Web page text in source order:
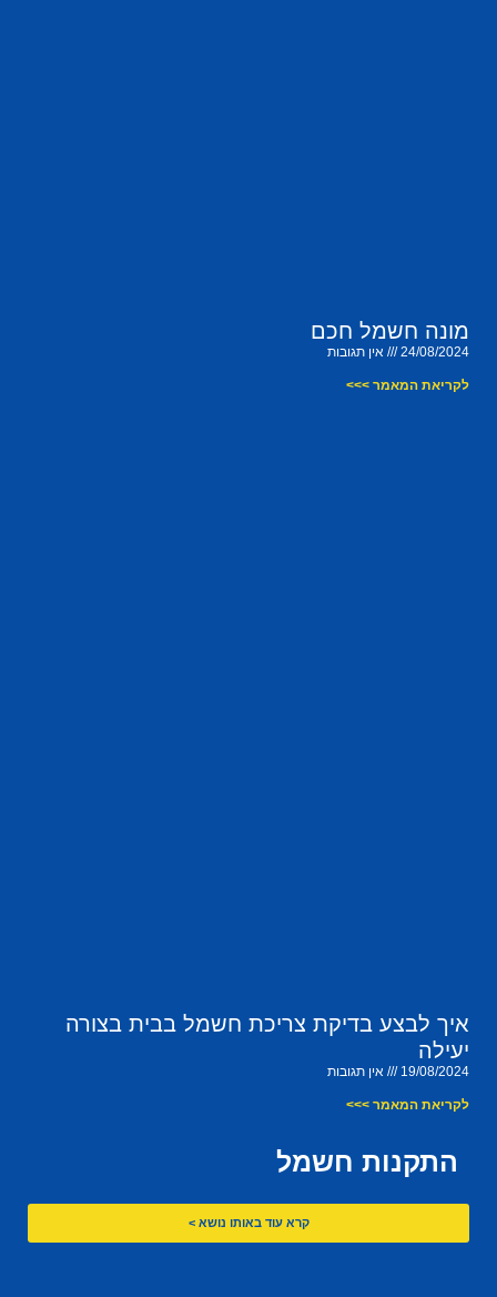
מונה חשמל חכם
24/08/2024 אין תגובות
לקריאת המאמר >>>
איך לבצע בדיקת צריכת חשמל בבית בצורה
יעילה
19/08/2024 אין תגובות
לקריאת המאמר >>>
התקנות חשמל
קרא עוד באותו נושא >